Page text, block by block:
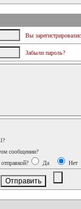
Вы
Забыли пароль?
сообщении?
Да Нет